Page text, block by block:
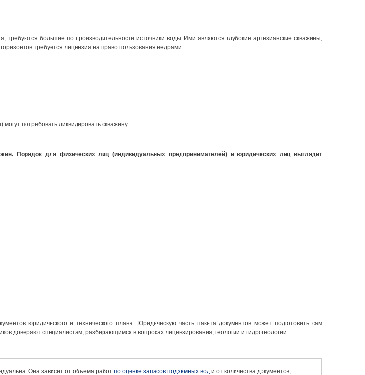
большие по производительности источники воды. Ими являются глубокие артезианские скважины,
требуется лицензия на право пользования недрами.
потребовать ликвидировать скважину.
Порядок для физических лиц (индивидуальных предпринимателей) и юридических лиц выглядит
юридического и технического плана. Юридическую часть пакета документов может подготовить сам
доверяют специалистам, разбирающимся в вопросах лицензирования, геологии и гидрогеологии.
Она зависит от объема работ по оценке запасов подземных вод и от количества документов,